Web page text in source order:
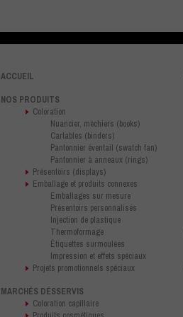
ACCUEIL
NOS PRODUITS
Coloration
Nuancier, mèchiers (books)
Cartables (binders)
Pantonnier éventail (swatch fan)
Pantonnier à anneaux (rings)
Présentoirs (displays)
Emballage et produits connexes
Emballages sur mesure
Présentoirs personnalisés
Injection de plastique
Thermoformage
Étiquettes surmoulées
Impression et effets spéciaux
Projets promotionnels spéciaux
MARCHÉS DÉSSERVIS
Coloration capillaire